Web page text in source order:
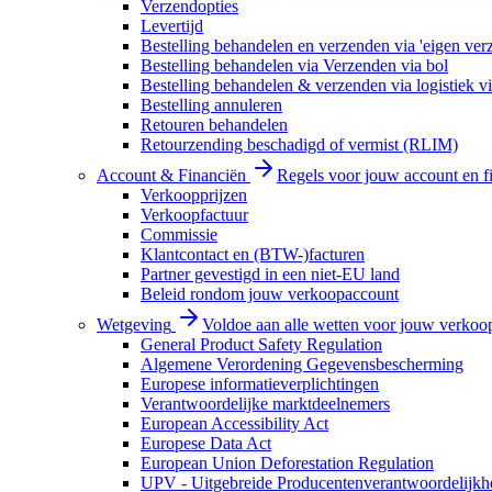
Verzendopties
Levertijd
Bestelling behandelen en verzenden via 'eigen
Bestelling behandelen via Verzenden via bol
Bestelling behandelen & verzenden via logistiek
Bestelling annuleren
Retouren behandelen
Retourzending beschadigd of vermist (RLIM)
Account & Financiën
Regels voor jouw account en
Verkoopprijzen
Verkoopfactuur
Commissie
Klantcontact en (BTW-)facturen
Partner gevestigd in een niet-EU land
Beleid rondom jouw verkoopaccount
Wetgeving
Voldoe aan alle wetten voor jouw
General Product Safety Regulation
Algemene Verordening Gegevensbescherming
Europese informatieverplichtingen
Verantwoordelijke marktdeelnemers
European Accessibility Act
Europese Data Act
European Union Deforestation Regulation
UPV - Uitgebreide